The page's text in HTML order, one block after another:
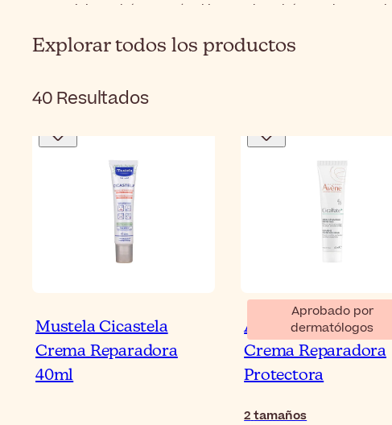
Inicio Bebé y mamá Skincare de Bebé y Madre
Explorar todos los productos
40 Resultados
Mustela Cicastela
Crema Reparadora
40ml
Aprobado por
dermatólogos
Avène Cicalfate+
Crema Reparadora
Protectora
2tamaños